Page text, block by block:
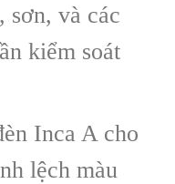
sơn, và các
kiểm soát
Inca A cho
lệch màu